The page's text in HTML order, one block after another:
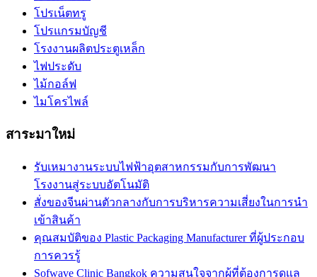
โปรเน็ตทรู
โปรแกรมบัญชี
โรงงานผลิตประตูเหล็ก
ไฟประดับ
ไม้กอล์ฟ
ไมโครไพล์
สาระมาใหม่
รับเหมางานระบบไฟฟ้าอุตสาหกรรมกับการพัฒนา
โรงงานสู่ระบบอัตโนมัติ
สั่งของจีนผ่านตัวกลางกับการบริหารความเสี่ยงในการนำ
เข้าสินค้า
คุณสมบัติของ Plastic Packaging Manufacturer ที่ผู้ประกอบ
การควรรู้
Sofwave Clinic Bangkok ความสนใจจากผู้ที่ต้องการดูแล